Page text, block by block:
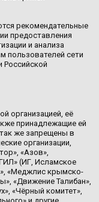
рекомендательные
предоставления
и анализа
пользователей сети
Российской
организацией, её
принадлежащие ей
же запрещены в
организации,
«Азов»,
(ИГ, Исламское
«Меджлис крымско-
«Движение Талибан»,
«Чёрный комитет»,